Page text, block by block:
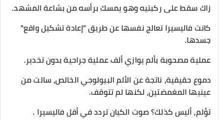
زاك سقط على ركبتيه وهو يمسك برأسه من بشاعة المشهد.
​كانت فاليسيرا تعالج نفسها عن طريق "إعادة تشكيل واقع"
جسدها.
عملية مصحوبة بألم يوازي ألف عملية جراحية بدون تخدير.
​دموع حقيقية، ناتجة عن الألم البيولوجي الخالص، سالت من
عينيها المغمضتين، لكنها لم تتوقف.
​تؤلم، أليس كذلك؟ صوت الكيان تردد في أقل فاليسيرا .